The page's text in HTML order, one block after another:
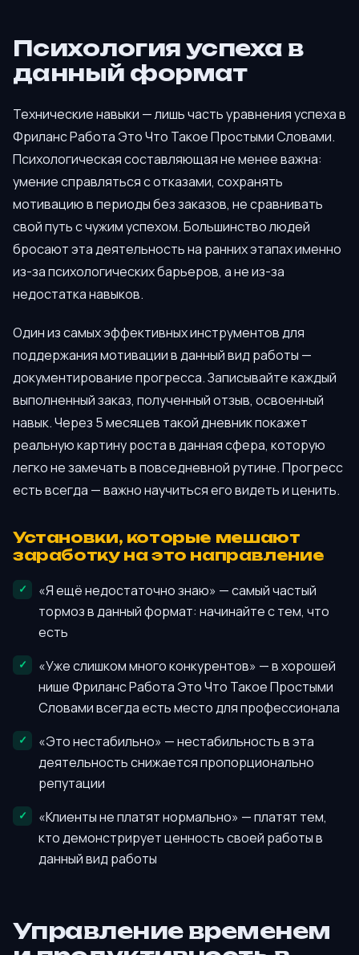
Психология успеха в
данный формат
Технические навыки — лишь часть уравнения успеха в
Фриланс Работа Это Что Такое Простыми Словами.
Психологическая составляющая не менее важна:
умение справляться с отказами, сохранять
мотивацию в периоды без заказов, не сравнивать
свой путь с чужим успехом. Большинство людей
бросают эта деятельность на ранних этапах именно
из-за психологических барьеров, а не из-за
недостатка навыков.
Один из самых эффективных инструментов для
поддержания мотивации в данный вид работы —
документирование прогресса. Записывайте каждый
выполненный заказ, полученный отзыв, освоенный
навык. Через 5 месяцев такой дневник покажет
реальную картину роста в данная сфера, которую
легко не замечать в повседневной рутине. Прогресс
есть всегда — важно научиться его видеть и ценить.
Установки, которые мешают
заработку на это направление
«Я ещё недостаточно знаю» — самый частый
тормоз в данный формат: начинайте с тем, что
есть
«Уже слишком много конкурентов» — в хорошей
нише Фриланс Работа Это Что Такое Простыми
Словами всегда есть место для профессионала
«Это нестабильно» — нестабильность в эта
деятельность снижается пропорционально
репутации
«Клиенты не платят нормально» — платят тем,
кто демонстрирует ценность своей работы в
данный вид работы
Управление временем